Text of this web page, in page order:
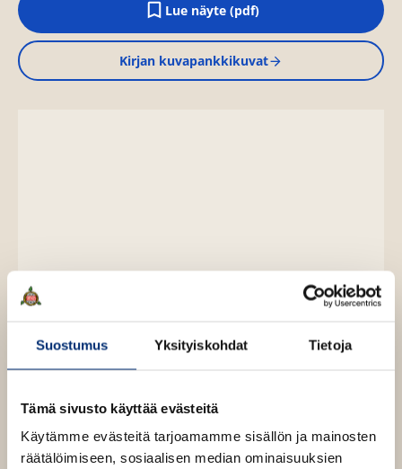
Suostumus Yksityiskohdat Tietoja
Tämä sivusto käyttää evästeitä
Käytämme evästeitä tarjoamamme sisällön ja mainosten
räätälöimiseen, sosiaalisen median ominaisuuksien
Lue näyte (pdf)
A
u
k
e
a
e
e
n
Kirjan kuvapankkikuvat
Muuta evästeasetuksia